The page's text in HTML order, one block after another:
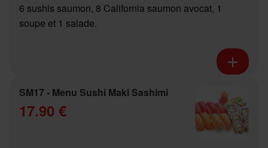
6 sushis saumon, 8 California saumon avocat, 1
soupe et 1 salade.
SM17 - Menu Sushi Maki Sashimi
17.90 €